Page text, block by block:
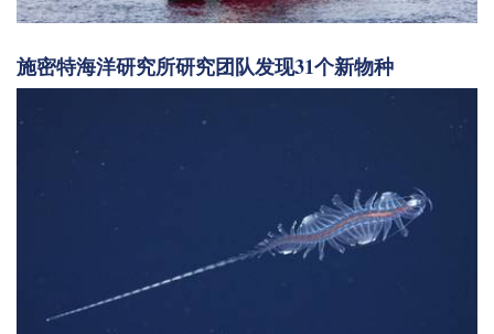
施密特海洋研究所研究团队发现31个新物种